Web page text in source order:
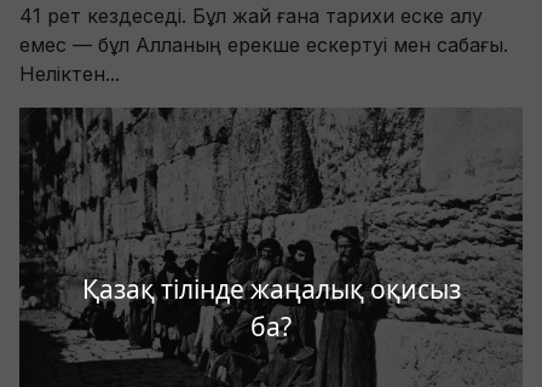
Қазақ тілінде жаңалық оқисыз
ба?
41 рет кездеседі. Бұл жай ғана тарихи еске алу
емес — бұл Алланың ерекше ескертуі мен сабағы.
Неліктен...